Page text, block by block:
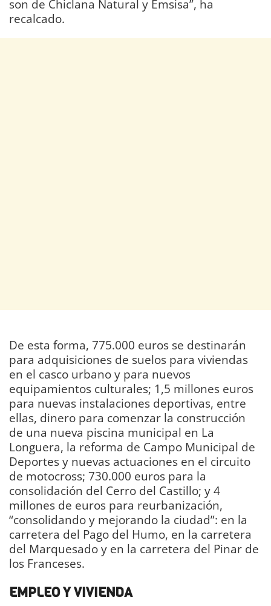
son de Chiclana Natural y Emsisa”, ha
recalcado.
De esta forma, 775.000 euros se destinarán
para adquisiciones de suelos para viviendas
en el casco urbano y para nuevos
equipamientos culturales; 1,5 millones euros
para nuevas instalaciones deportivas, entre
ellas, dinero para comenzar la construcción
de una nueva piscina municipal en La
Longuera, la reforma de Campo Municipal de
Deportes y nuevas actuaciones en el circuito
de motocross; 730.000 euros para la
consolidación del Cerro del Castillo; y 4
millones de euros para reurbanización,
“consolidando y mejorando la ciudad”: en la
carretera del Pago del Humo, en la carretera
del Marquesado y en la carretera del Pinar de
los Franceses.
EMPLEO Y VIVIENDA